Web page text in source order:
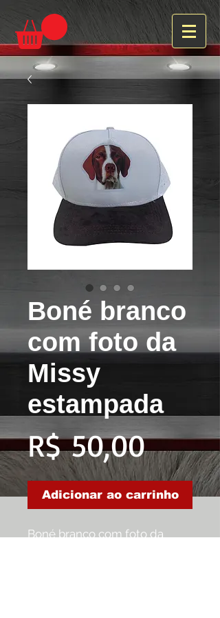
Boné branco
com foto da
Missy
estampada
R$ 50,00Preço
Adicionar ao carrinho
Boné branco com foto da